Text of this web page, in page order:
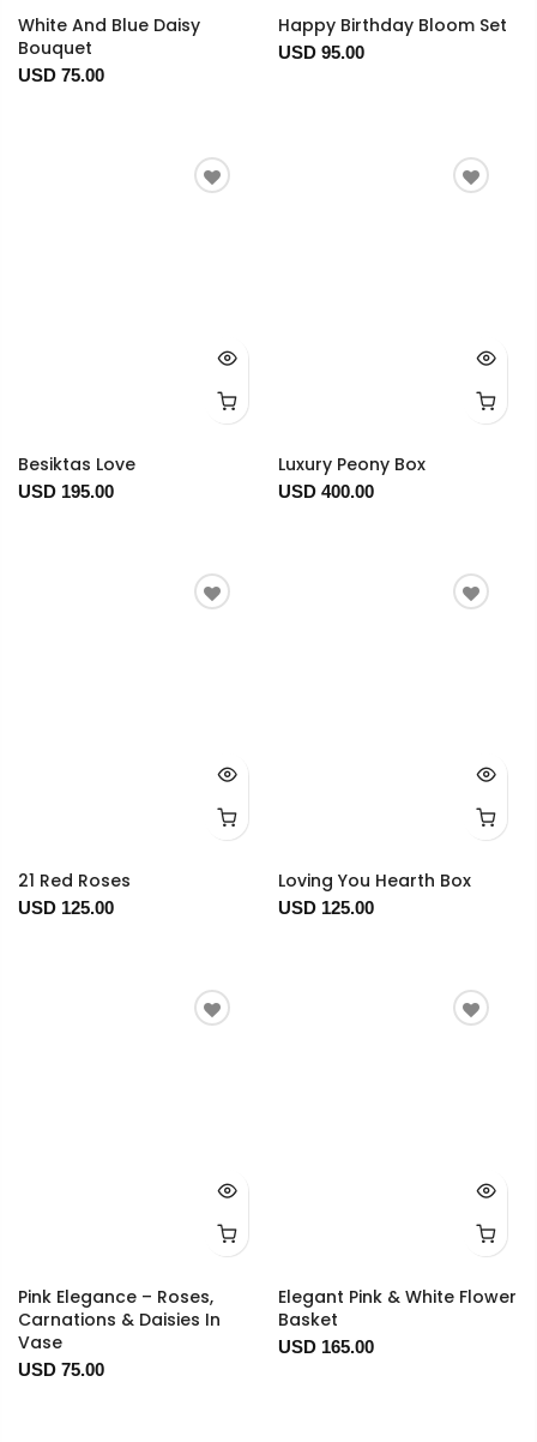
White And Blue Daisy
Bouquet
USD 75.00
Happy Birthday Bloom Set
USD 95.00
Besiktas Love
USD 195.00
Luxury Peony Box
USD 400.00
21 Red Roses
USD 125.00
Loving You Hearth Box
USD 125.00
Pink Elegance – Roses,
Carnations & Daisies In
Vase
USD 75.00
Elegant Pink & White Flower
Basket
USD 165.00